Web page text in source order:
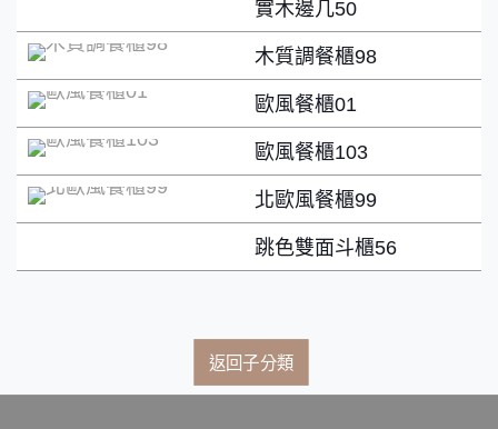
實木邊几50
木質調餐櫃98
歐風餐櫃01
歐風餐櫃103
北歐風餐櫃99
跳色雙面斗櫃56
返回子分類